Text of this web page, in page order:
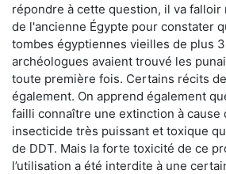
répondre à cette question, il va
de l'ancienne Égypte pour constater
tombes égyptiennes vieilles de plus
archéologues avaient trouvé les
toute première fois. Certains récits
également. On apprend également
failli connaître une extinction à cause
insecticide très puissant et toxique
de DDT. Mais la forte toxicité de ce
l’utilisation a été interdite à une